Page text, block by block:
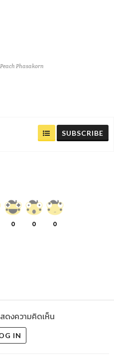
Peach Phasakorn
SUBSCRIBE
0 0 0
ดงความคิดเห็น
IN